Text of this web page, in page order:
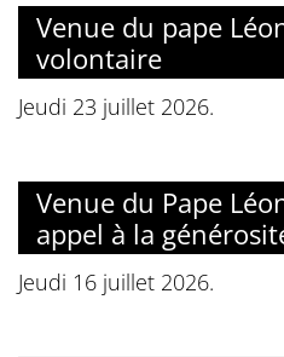
Venue du pape
volontaire
Jeudi 23 juillet 2026.
Venue du Pape
appel à la
Jeudi 16 juillet 2026.